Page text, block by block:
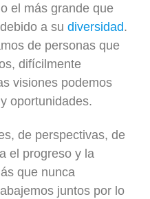
el más grande que
a sudiversidad.
de personas que
difícilmente
visiones podemos
oportunidades.
de perspectivas, de
el progreso y la
que nunca
juntos por lo